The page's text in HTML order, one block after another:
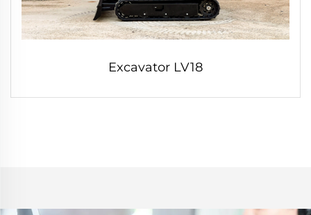
Excavator LV18